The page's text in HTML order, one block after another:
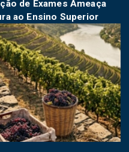
de Exames Ameaça
ao Ensino Superior